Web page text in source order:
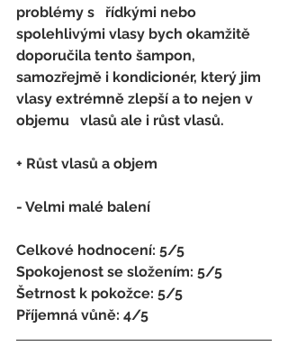
problémy s   řídkými nebo
spolehlivými vlasy bych okamžitě
doporučila tento šampon,
samozřejmě i kondicionér, který jim
vlasy extrémně zlepší a to nejen v
objemu   vlasů ale i růst vlasů.
+ Růst vlasů a objem
- Velmi malé balení
Celkové hodnocení: 5/5
Spokojenost se složením: 5/5
Šetrnost k pokožce: 5/5
Příjemná vůně: 4/5